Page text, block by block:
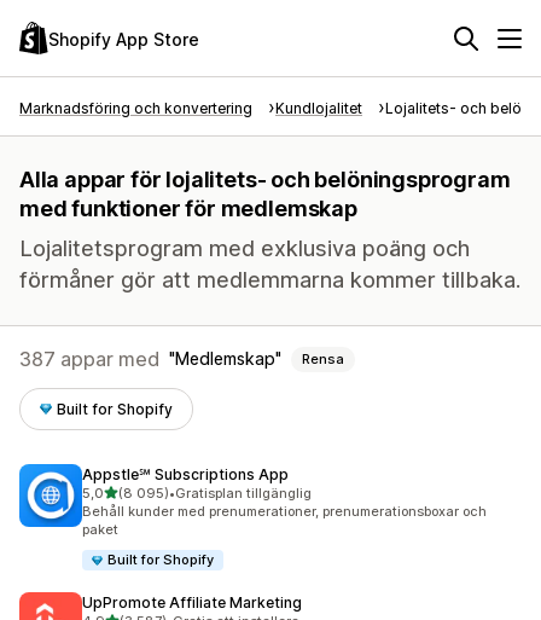
Shopify App Store
Marknadsföring och konvertering Kundlojalitet Lojalitets- och
Alla appar för lojalitets- och belöningsprogram
med funktioner för medlemskap
Lojalitetsprogram med exklusiva poäng och
förmåner gör att medlemmarna kommer tillbaka.
387 appar med Medlemskap Rensa
Built for Shopify
Appstle℠ Subscriptions App
5,0av 5 stjärnor
(8 095)
8095 recensioner totalt
•Gratisplan tillgänglig
Behåll kunder med prenumerationer, prenumerationsboxar och
paket
Built for Shopify
UpPromote Affiliate Marketing